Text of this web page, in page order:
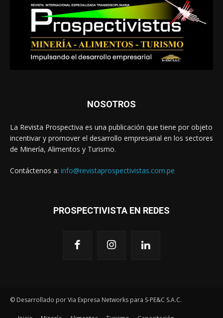
NOSOTROS
La Revista Prospectiva es una publicación que tiene por objeto
incentivar y promover el desarrollo empresarial en los sectores
de Minería, Alimentos y Turismo.
Contáctenos a: info@revistaprospectivistas.com.pe
PROSPECTIVISTA EN REDES
© Desarrollado por Via Expresa Networks para S-PE&C S.A.C.